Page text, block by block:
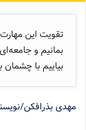
تقویت این
بمانیم و
بیاییم با چشمان
مهدی بذرافکن/